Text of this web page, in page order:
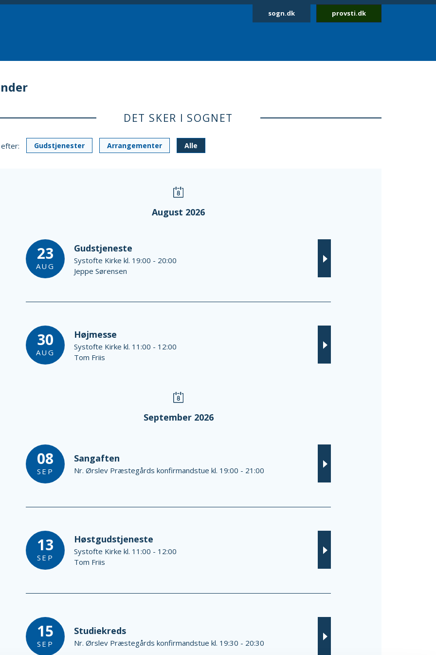
sogn.dk provsti.dk
DET SKER I SOGNET
Gudstjenester Arrangementer Alle
August 2026
23
AUG
Gudstjeneste
Systofte Kirke kl. 19:00 - 20:00
Jeppe Sørensen
30
AUG
Højmesse
Systofte Kirke kl. 11:00 - 12:00
Tom Friis
September 2026
08
SEP
Sangaften
Nr. Ørslev Præstegårds konfirmandstue kl. 19:00 - 21:00
13
SEP
Høstgudstjeneste
Systofte Kirke kl. 11:00 - 12:00
Tom Friis
15
SEP
Studiekreds
Nr. Ørslev Præstegårds konfirmandstue kl. 19:30 - 20:30